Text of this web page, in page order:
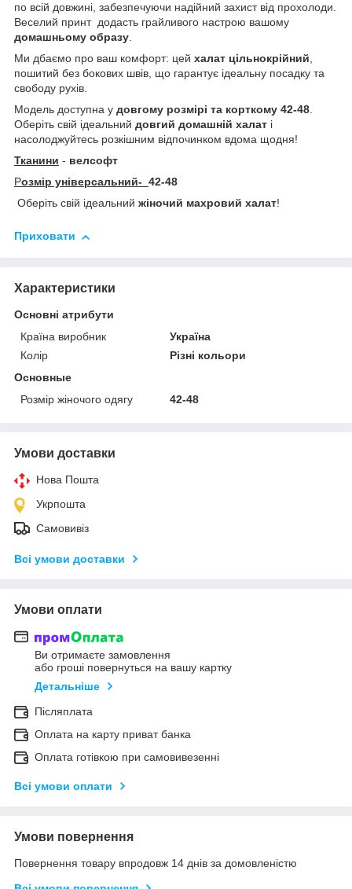
по всій довжині, забезпечуючи надійний захист від прохолоди.
Веселий принт додасть грайливого настрою вашому
домашньому образу.
Ми дбаємо про ваш комфорт: цей халат цільнокрійний,
пошитий без бокових швів, що гарантує ідеальну посадку та
свободу рухів.
Модель доступна у довгому розмірі та корткому 42-48.
Оберіть свій ідеальний довгий домашній халат і
насолоджуйтесь розкішним відпочинком вдома щодня!
Тканини - велсофт
Розмір універсальний- 42-48
Оберіть свій ідеальний жіночий махровий халат!
Приховати
Характеристики
Основні атрибути
Країна виробник
Україна
Колір
Різні кольори
Основные
Розмір жіночого одягу
42-48
Умови доставки
Нова Пошта
Укрпошта
Самовивіз
Всі умови доставки
Умови оплати
Ви отримаєте замовлення
або гроші повернуться на вашу картку
Детальніше
Післяплата
Оплата на карту приват банка
Оплата готівкою при самовивезенні
Всі умови оплати
Умови повернення
Повернення товару впродовж 14 днів за домовленістю